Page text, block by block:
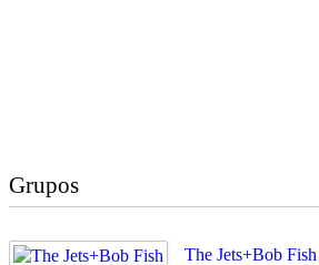
Grupos
The Jets+Bob Fish